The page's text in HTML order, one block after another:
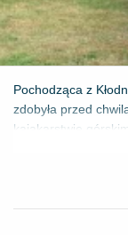
Pochodząca z
zdobyła przed
kajakarstwie